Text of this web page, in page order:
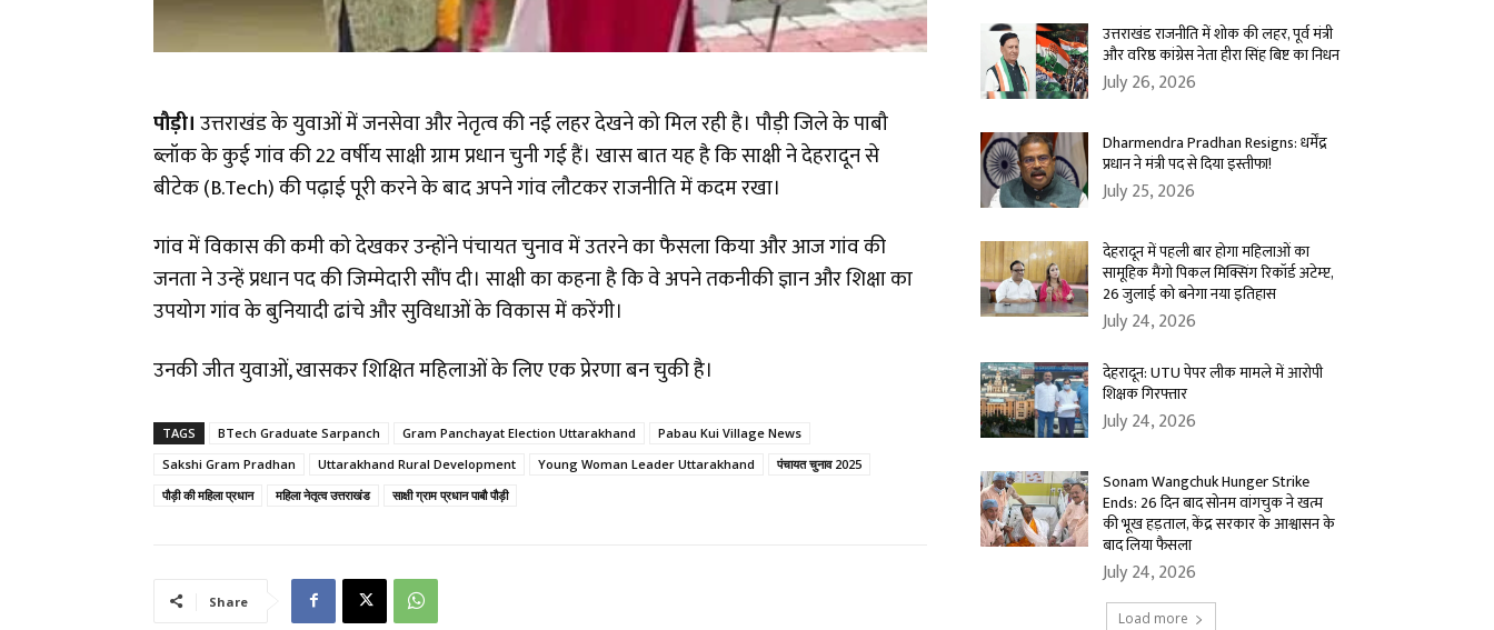
पौड़ी।उत्तराखंड के युवाओं में जनसेवा और नेतृत्व की नई लहर देखने को मिल रही है। पौड़ी जिले के पाबौ
ब्लॉक के कुई गांव की 22 वर्षीय साक्षी ग्राम प्रधान चुनी गई हैं। खास बात यह है कि साक्षी ने देहरादून से
बीटेक (B.Tech) की पढ़ाई पूरी करने के बाद अपने गांव लौटकर राजनीति में कदम रखा।
गांव में विकास की कमी को देखकर उन्होंने पंचायत चुनाव में उतरने का फैसला किया और आज गांव की
जनता ने उन्हें प्रधान पद की जिम्मेदारी सौंप दी। साक्षी का कहना है कि वे अपने तकनीकी ज्ञान और शिक्षा का
उपयोग गांव के बुनियादी ढांचे और सुविधाओं के विकास में करेंगी।
उनकी जीत युवाओं, खासकर शिक्षित महिलाओं के लिए एक प्रेरणा बन चुकी है।
TAGS BTech Graduate Sarpanch Gram Panchayat Election Uttarakhand
Pabau Kui Village News
Sakshi Gram Pradhan
Uttarakhand Rural Development Young Woman Leader Uttarakhand
पंचायत चुनाव 2025
पौड़ी की महिला प्रधान
महिला नेतृत्व उत्तराखंड साक्षी ग्राम प्रधान पाबौ पौड़ी
Share
उत्तराखंड राजनीति में शोक की लहर, पूर्व मंत्री
और वरिष्ठ कांग्रेस नेता हीरा सिंह बिष्ट का निधन
July 26, 2026
Dharmendra Pradhan Resigns: धर्मेंद्र
प्रधान ने मंत्री पद से दिया इस्तीफा!
July 25, 2026
देहरादून में पहली बार होगा महिलाओं का
सामूहिक मैंगो पिकल मिक्सिंग रिकॉर्ड अटेम्प्ट,
26 जुलाई को बनेगा नया इतिहास
July 24, 2026
देहरादून: UTU पेपर लीक मामले में आरोपी
शिक्षक गिरफ्तार
July 24, 2026
Sonam Wangchuk Hunger Strike
Ends: 26 दिन बाद सोनम वांगचुक ने खत्म
की भूख हड़ताल, केंद्र सरकार के आश्वासन के
बाद लिया फैसला
July 24, 2026
Load more